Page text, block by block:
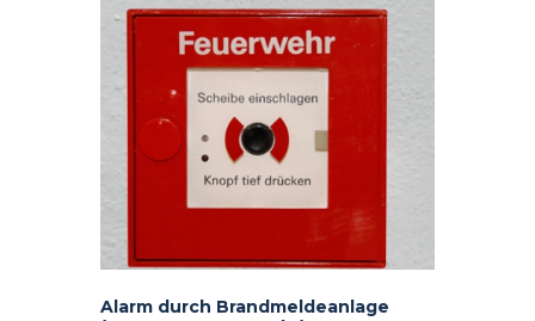
Alarm durch Brandmeldeanlage